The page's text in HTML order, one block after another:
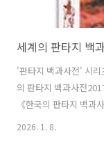
세계의 판타지 백
'판타지 백과사전' 시리
의 판타지 백과사전
《한국의 판타지 백과
럽, 일본, 인도 편으로
2026. 1. 8.